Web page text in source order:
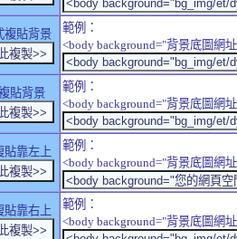
複貼背景
範例：
<body background="背景底圖網
貼背景
範例：
<body background="背景底圖網
貼靠左上
範例：
<body background="背景底圖網
貼靠右上
範例：
<body background="背景底圖網